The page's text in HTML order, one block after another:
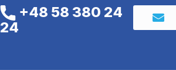
+48 58 380 24
24